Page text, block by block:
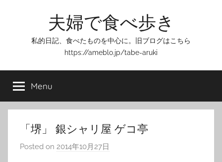
夫婦で食べ歩き
私的日記、食べたものを中心に。旧ブログはこちら
https://ameblo.jp/tabe-aruki
Menu
「堺」 銀シャリ屋 ゲコ亭
Posted on 2014年10月27日